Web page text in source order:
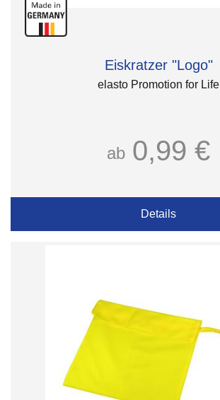
Eiskratzer "Logo"
elasto Promotion for Life
ab 0,99 €
Details